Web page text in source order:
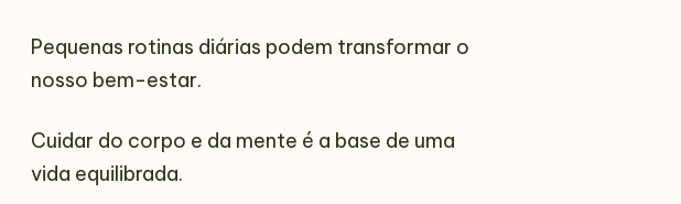
Pequenas rotinas diárias podem transformar o
nosso bem-estar.
Cuidar do corpo e da mente é a base de uma
vida equilibrada.